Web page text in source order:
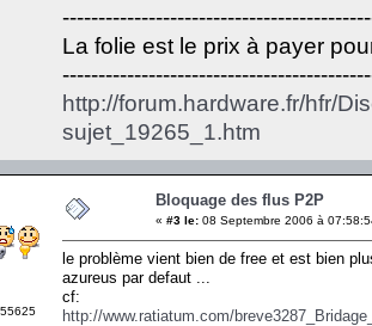
La folie est le prix à payer
http://forum.hardware.fr/hfr/
sujet_19265_1.htm
Bloquage des flus P2P
« #3 le: 08 Septembre 2006 à
le problème vient bien de free et est bien
azureus par defaut ...
cf:
http://www.ratiatum.com/